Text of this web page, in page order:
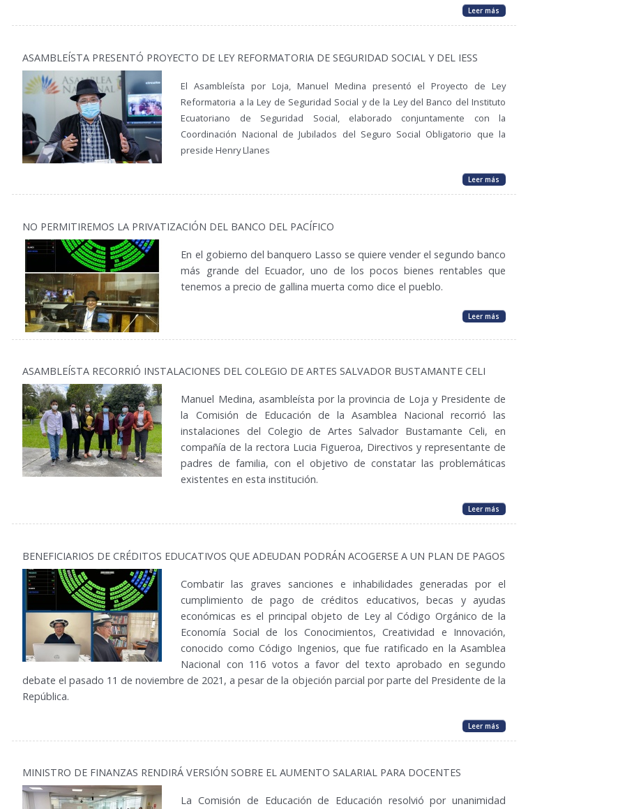
Leer más
ASAMBLEÍSTA PRESENTÓ PROYECTO DE LEY REFORMATORIA DE SEGURIDAD SOCIAL Y DEL IESS
El Asambleísta por Loja, Manuel Medina presentó el Proyecto de Ley
Reformatoria a la Ley de Seguridad Social y de la Ley del Banco del Instituto
Ecuatoriano de Seguridad Social, elaborado conjuntamente con la
Coordinación Nacional de Jubilados del Seguro Social Obligatorio que la
preside Henry Llanes
Leer más
NO PERMITIREMOS LA PRIVATIZACIÓN DEL BANCO DEL PACÍFICO
En el gobierno del banquero Lasso se quiere vender el segundo banco
más grande del Ecuador, uno de los pocos bienes rentables que
tenemos a precio de gallina muerta como dice el pueblo.
Leer más
ASAMBLEÍSTA RECORRIÓ INSTALACIONES DEL COLEGIO DE ARTES SALVADOR BUSTAMANTE CELI
Manuel Medina, asambleísta por la provincia de Loja y Presidente de
la Comisión de Educación de la Asamblea Nacional recorrió las
instalaciones del Colegio de Artes Salvador Bustamante Celi, en
compañía de la rectora Lucia Figueroa, Directivos y representante de
padres de familia, con el objetivo de constatar las problemáticas
existentes en esta institución.
Leer más
BENEFICIARIOS DE CRÉDITOS EDUCATIVOS QUE ADEUDAN PODRÁN ACOGERSE A UN PLAN DE PAGOS
Combatir las graves sanciones e inhabilidades generadas por el
cumplimiento de pago de créditos educativos, becas y ayudas
económicas es el principal objeto de Ley al Código Orgánico de la
Economía Social de los Conocimientos, Creatividad e Innovación,
conocido como Código Ingenios, que fue ratificado en la Asamblea
Nacional con 116 votos a favor del texto aprobado en segundo
debate el pasado 11 de noviembre de 2021, a pesar de la objeción parcial por parte del Presidente de la
República.
Leer más
MINISTRO DE FINANZAS RENDIRÁ VERSIÓN SOBRE EL AUMENTO SALARIAL PARA DOCENTES
La Comisión de Educación de Educación resolvió por unanimidad